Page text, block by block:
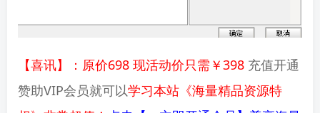
【喜讯】：原价698 现活动价只需￥398 充值开通
赞助VIP会员就可以学习本站《海量精品资源特